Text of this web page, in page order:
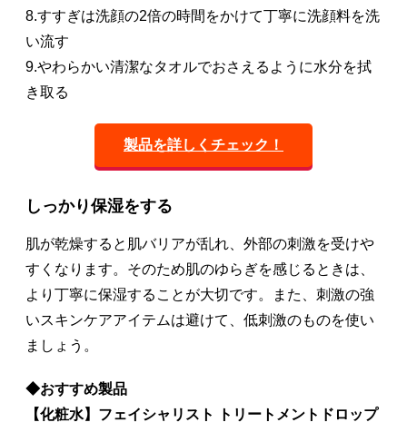
8.すすぎは洗顔の2倍の時間をかけて丁寧に洗顔料を洗
い流す
9.やわらかい清潔なタオルでおさえるように水分を拭
き取る
製品を詳しくチェック！
しっかり保湿をする
肌が乾燥すると肌バリアが乱れ、外部の刺激を受けや
すくなります。そのため肌のゆらぎを感じるときは、
より丁寧に保湿することが大切です。また、刺激の強
いスキンケアアイテムは避けて、低刺激のものを使い
ましょう。
◆おすすめ製品
【化粧水】フェイシャリスト トリートメントドロップ